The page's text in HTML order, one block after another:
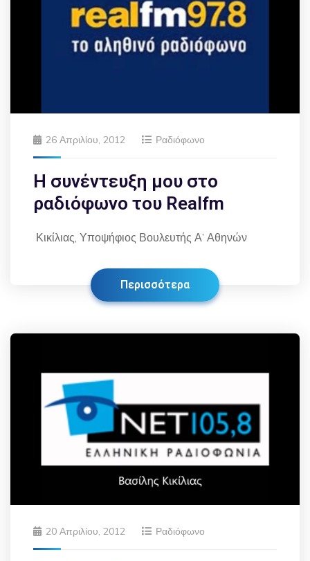
26 Απριλίου, 2012 Ραδιόφωνο
Η συνέντευξη μου στο
ραδιόφωνο του Realfm
Κικίλιας, Υποψήφιος Βουλευτής Α’ Αθηνών
Περισσότερα
20 Απριλίου, 2012 Ραδιόφωνο